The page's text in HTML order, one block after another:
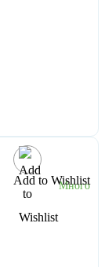
Add to Wishlist
Много